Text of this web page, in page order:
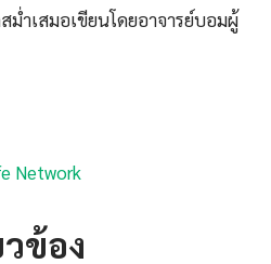
ำเสมอเขียนโดยอาจารย์บอมผู้
Network
ข้อง